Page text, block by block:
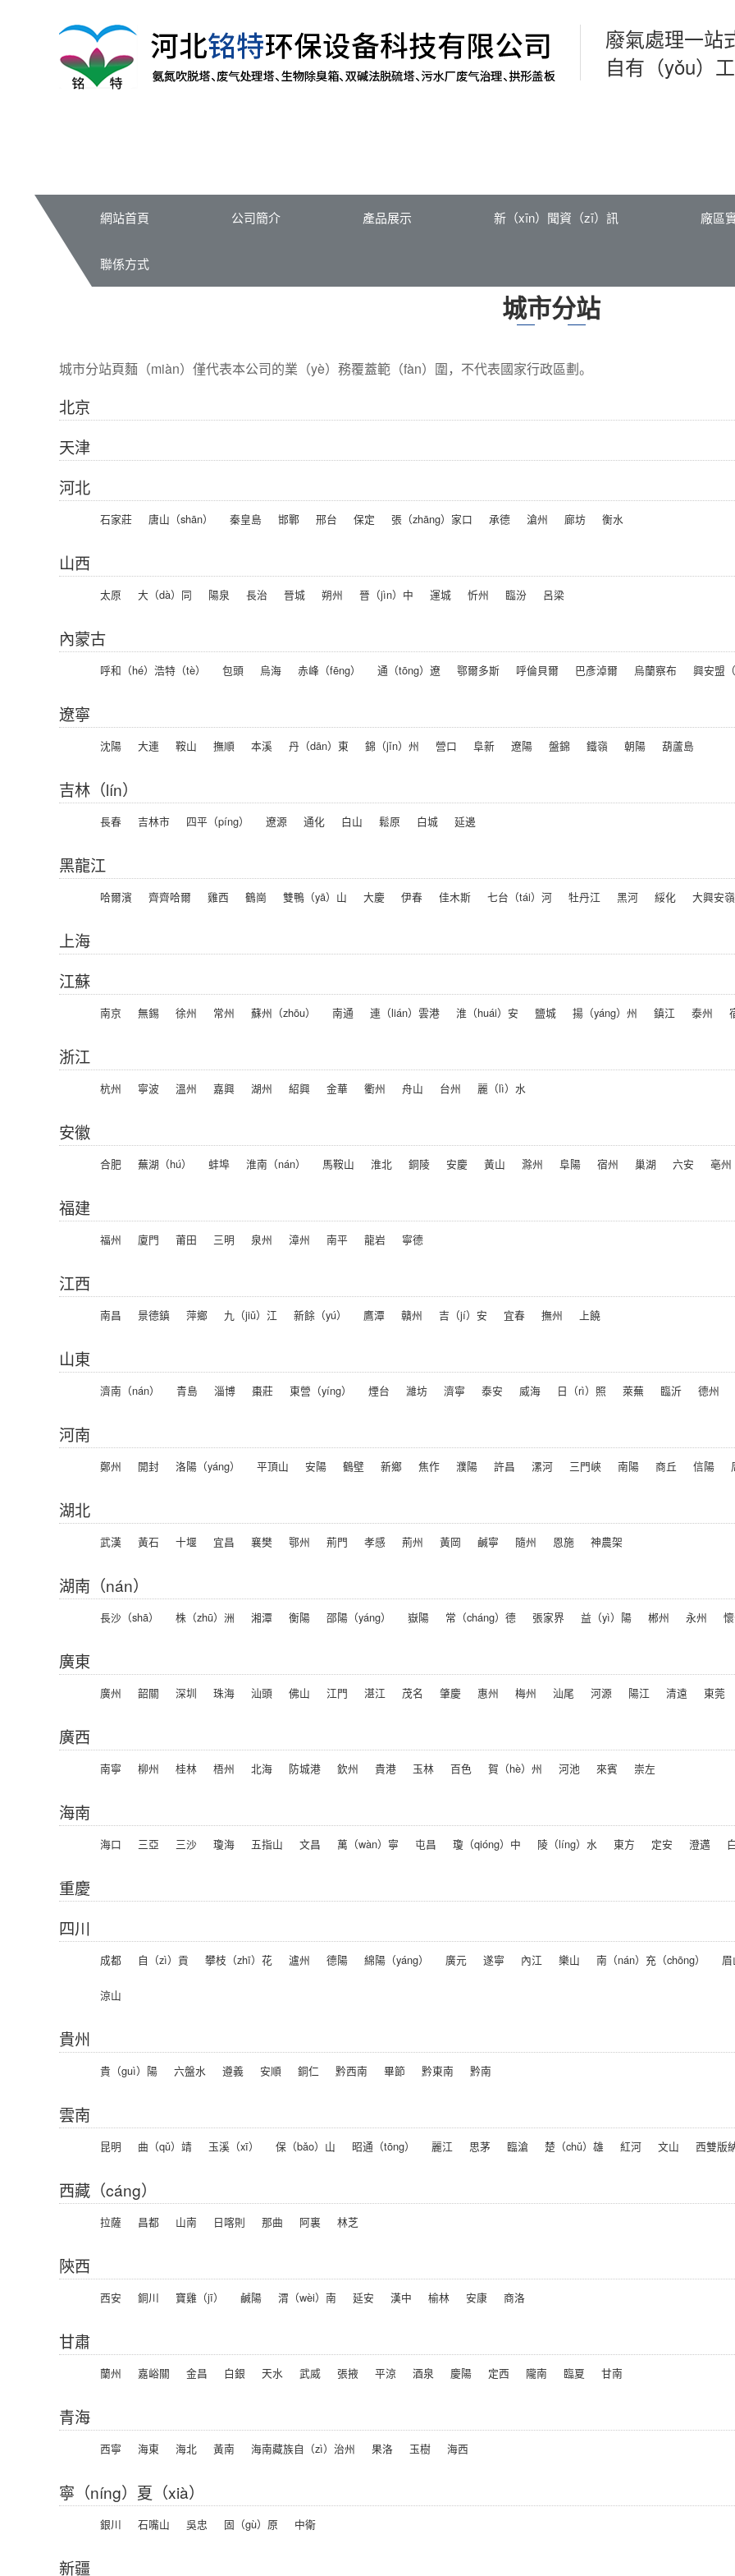
廢氣處理一站
自有（yǒu）
網站首頁 公司簡介 產品展示 新（xīn）聞資（zī）訊 廠區
聯係方式
城市分站
城市分站頁麵（miàn）僅代表本公司的業（yè）務覆蓋範（fàn）圍，不代表國家行政區劃。
北京
天津
河北
石家莊 唐山（shān） 秦皇島 邯鄲 邢台 保定 張（zhāng）家口 承德 滄州 廊坊 衡水
山西
太原 大（dà）同 陽泉 長治 晉城 朔州 晉（jìn）中 運城 忻州 臨汾 呂梁
內蒙古
呼和（hé）浩特（tè） 包頭 烏海 赤峰（fēng） 通（tōng）遼 鄂爾多斯 呼倫貝爾 巴彥淖爾 烏蘭察布 興安盟
遼寧
沈陽 大連 鞍山 撫順 本溪 丹（dān）東 錦（jǐn）州 營口 阜新 遼陽 盤錦 鐵嶺 朝陽 葫蘆島
吉林（lín）
長春 吉林市 四平（píng） 遼源 通化 白山 鬆原 白城 延邊
黑龍江
哈爾濱 齊齊哈爾 雞西 鶴崗 雙鴨（yā）山 大慶 伊春 佳木斯 七台（tái）河 牡丹江 黑河 綏化 大興安嶺
上海
江蘇
南京 無錫 徐州 常州 蘇州（zhōu） 南通 連（lián）雲港 淮（huái）安 鹽城 揚（yáng）州 鎮江 泰州
浙江
杭州 寧波 溫州 嘉興 湖州 紹興 金華 衢州 舟山 台州 麗（lì）水
安徽
合肥 蕪湖（hú） 蚌埠 淮南（nán） 馬鞍山 淮北 銅陵 安慶 黃山 滁州 阜陽 宿州 巢湖 六安 亳州
福建
福州 廈門 莆田 三明 泉州 漳州 南平 龍岩 寧德
江西
南昌 景德鎮 萍鄉 九（jiǔ）江 新餘（yú） 鷹潭 贛州 吉（jí）安 宜春 撫州 上饒
山東
濟南（nán） 青島 淄博 棗莊 東營（yíng） 煙台 濰坊 濟寧 泰安 威海 日（rì）照 萊蕪 臨沂 德州
河南
鄭州 開封 洛陽（yáng） 平頂山 安陽 鶴壁 新鄉 焦作 濮陽 許昌 漯河 三門峽 南陽 商丘 信陽
湖北
武漢 黃石 十堰 宜昌 襄樊 鄂州 荊門 孝感 荊州 黃岡 鹹寧 隨州 恩施 神農架
湖南（nán）
長沙（shā） 株（zhū）洲 湘潭 衡陽 邵陽（yáng） 嶽陽 常（cháng）德 張家界 益（yì）陽 郴州 永州
廣東
廣州 韶關 深圳 珠海 汕頭 佛山 江門 湛江 茂名 肇慶 惠州 梅州 汕尾 河源 陽江 清遠 東莞
廣西
南寧 柳州 桂林 梧州 北海 防城港 欽州 貴港 玉林 百色 賀（hè）州 河池 來賓 崇左
海南
海口 三亞 三沙 瓊海 五指山 文昌 萬（wàn）寧 屯昌 瓊（qióng）中 陵（líng）水 東方 定安 澄邁
重慶
四川
成都 自（zì）貢 攀枝（zhī）花 瀘州 德陽 綿陽（yáng） 廣元 遂寧 內江 樂山 南（nán）充（chōng）
涼山
貴州
貴（guì）陽 六盤水 遵義 安順 銅仁 黔西南 畢節 黔東南 黔南
雲南
昆明 曲（qǔ）靖 玉溪（xī） 保（bǎo）山 昭通（tōng） 麗江 思茅 臨滄 楚（chǔ）雄 紅河 文山 西雙版
西藏（cáng）
拉薩 昌都 山南 日喀則 那曲 阿裏 林芝
陝西
西安 銅川 寶雞（jī） 鹹陽 渭（wèi）南 延安 漢中 榆林 安康 商洛
甘肅
蘭州 嘉峪關 金昌 白銀 天水 武威 張掖 平涼 酒泉 慶陽 定西 隴南 臨夏 甘南
青海
西寧 海東 海北 黃南 海南藏族自（zì）治州 果洛 玉樹 海西
寧（níng）夏（xià）
銀川 石嘴山 吳忠 固（gù）原 中衛
新疆